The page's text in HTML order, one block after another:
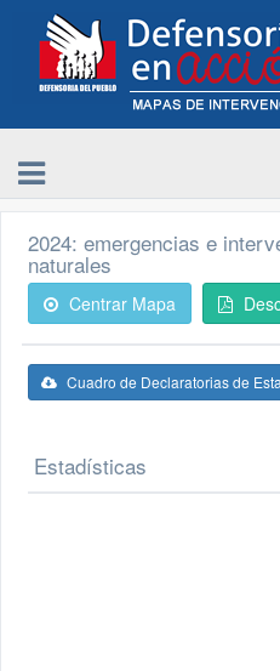
2024: emergencias e
naturales
Centrar Mapa
Cuadro de Declaratorias de
Estadísticas